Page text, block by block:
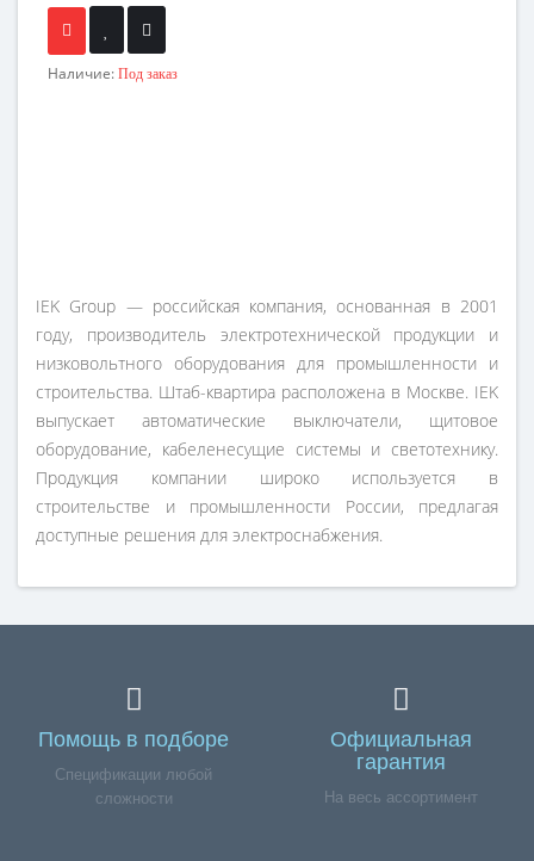
Наличие: Под заказ
IEK Group — российская компания, основанная в 2001
году, производитель электротехнической продукции и
низковольтного оборудования для промышленности и
строительства. Штаб-квартира расположена в Москве. IEK
выпускает автоматические выключатели, щитовое
оборудование, кабеленесущие системы и светотехнику.
Продукция компании широко используется в
строительстве и промышленности России, предлагая
доступные решения для электроснабжения.
Помощь в подборе
Спецификации любой
сложности
Официальная
гарантия
На весь ассортимент